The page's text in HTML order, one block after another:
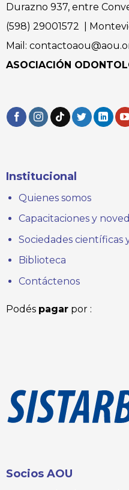
Durazno 937, entre
(598) 29001572 |
Mail:
ASOCIACIÓN
Institucional
Quienes somos
Capacitaciones y
Sociedades científicas
Biblioteca
Contáctenos
Podés pagarpor :
Socios AOU